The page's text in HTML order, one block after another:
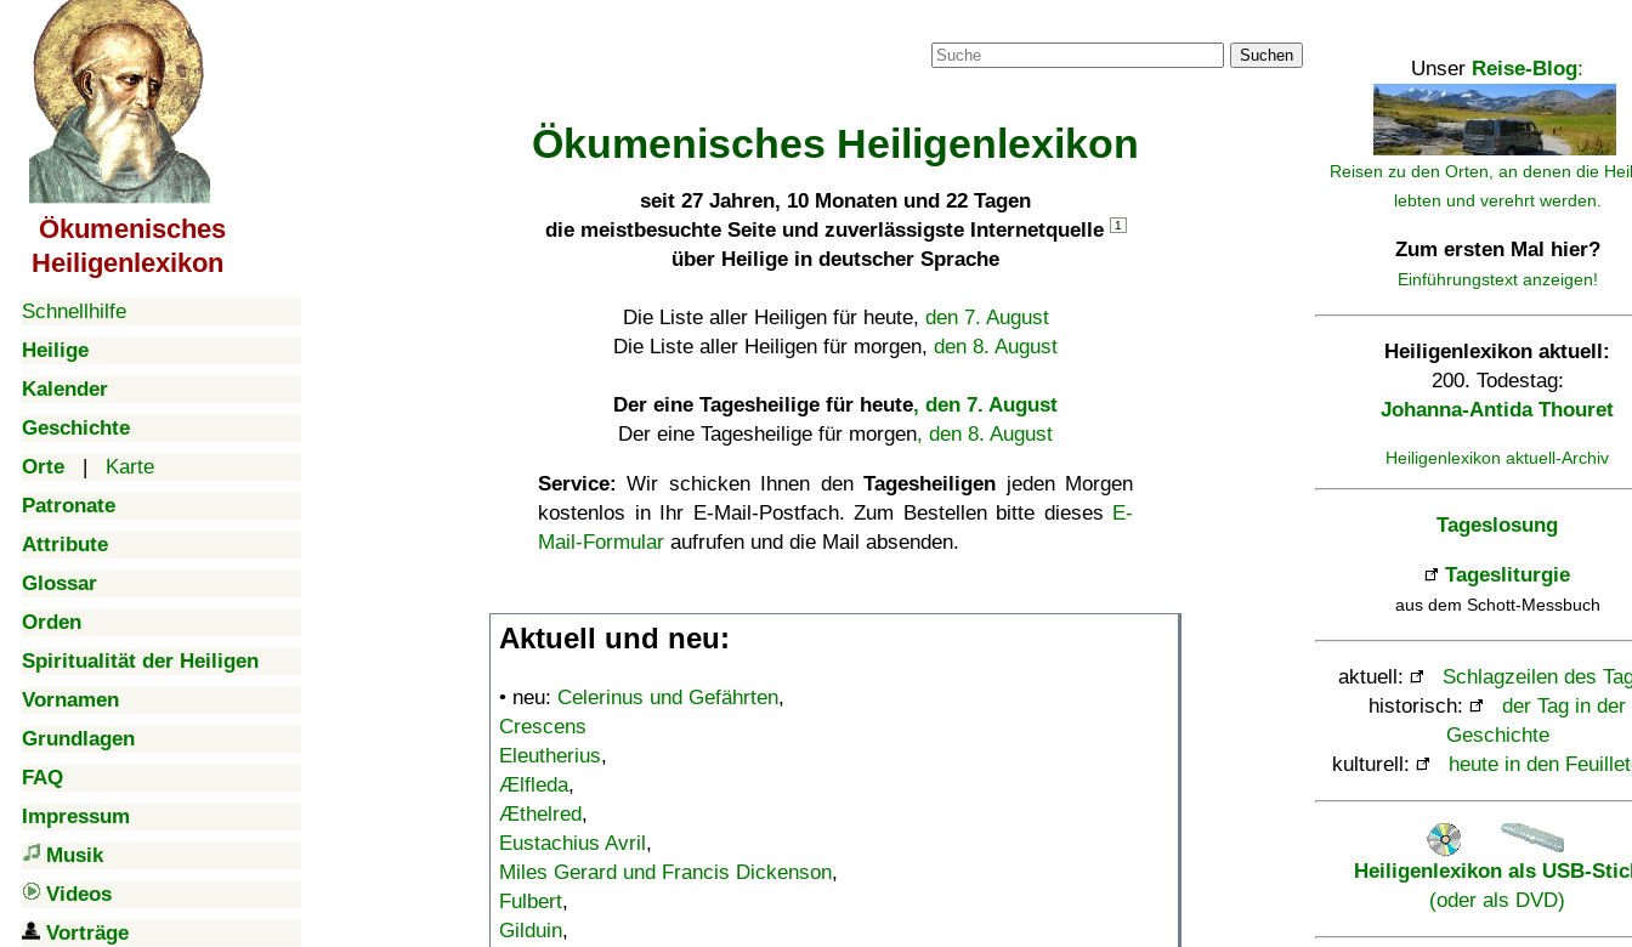
Ökumenisches
Heiligenlexikon
Schnellhilfe
Heilige
Kalender
Geschichte
Orte | Karte
Patronate
Attribute
Glossar
Orden
Spiritualität der Heiligen
Vornamen
Grundlagen
FAQ
Impressum
Musik
Videos
Vorträge
Suchen
Ökumenisches Heiligenlexikon
seit 27 Jahren, 10 Monaten und 22 Tagen
die meistbesuchte Seite und zuverlässigste Internetquelle
1
über Heilige in deutscher Sprache
Die Liste aller Heiligen für heute, den 7. August
Die Liste aller Heiligen für morgen, den 8. August
Der eine Tagesheilige für heute, den 7. August
Der eine Tagesheilige für morgen, den 8. August
Service: Wir schicken Ihnen denTagesheiligen jeden Morgen
kostenlos in Ihr E-Mail-Postfach. Zum Bestellen bitte dieses E-
Mail-Formular aufrufen und die Mail absenden.
Aktuell und neu:
• neu: Celerinus und Gefährten,
Crescens
Eleutherius,
Ælfleda,
Æthelred,
Eustachius Avril,
Miles Gerard und Francis Dickenson,
Fulbert,
Gilduin,
Unser Reise-Blog:
Reisen zu den Orten, an denen die
lebten und verehrt werden.
Zum ersten Mal hier?
Einführungstext anzeigen!
Heiligenlexikon aktuell:
200. Todestag:
Johanna-Antida Thouret
Heiligenlexikon aktuell-Archiv
Tageslosung
Tagesliturgie
aus dem Schott-Messbuch
aktuell:
Schlagzeilen des
historisch:
der Tag in der
Geschichte
kulturell:
heute in den
Heiligenlexikon als USB-
(oder als DVD)